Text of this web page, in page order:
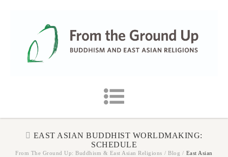
EAST ASIAN BUDDHIST WORLDMAKING:
SCHEDULE
From The Ground Up: Buddhism & East Asian Religions / Blog / East Asian